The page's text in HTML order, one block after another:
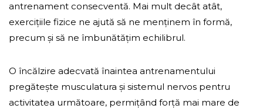
antrenament consecventă. Mai mult decât atât,
exercițiile fizice ne ajută să ne menținem în formă,
precum și să ne îmbunătățim echilibrul.
O încălzire adecvată înaintea antrenamentului
pregătește musculatura și sistemul nervos pentru
activitatea următoare, permițând forță mai mare de